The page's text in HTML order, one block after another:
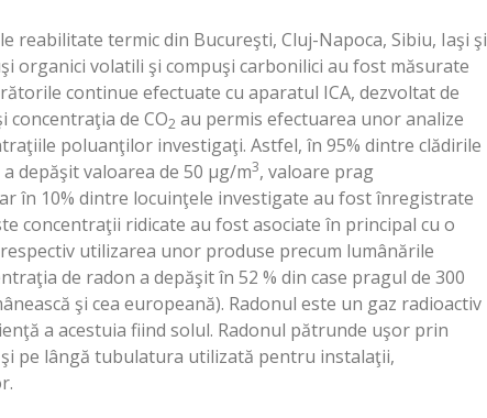
reabilitate termic din Bucureşti, Cluj-Napoca, Sibiu, Iaşi şi
organici volatili şi compuşi carbonilici au fost măsurate
continue efectuate cu aparatul ICA, dezvoltat de
concentraţia de CO2 au permis efectuarea unor analize
poluanţilor investigaţi. Astfel, în 95% dintre clădirile
depăşit valoarea de 50 μg/m3, valoare prag
în 10% dintre locuinţele investigate au fost înregistrate
concentraţii ridicate au fost asociate în principal cu o
utilizarea unor produse precum lumânările
de radon a depăşit în 52 % din case pragul de 300
şi cea europeană). Radonul este un gaz radioactiv
a acestuia fiind solul. Radonul pătrunde uşor prin
pe lângă tubulatura utilizată pentru instalaţii,